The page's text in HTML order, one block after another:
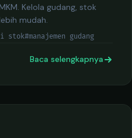
Kelola gudang, stok
mudah.
stok#manajemen gudang
Baca selengkapnya